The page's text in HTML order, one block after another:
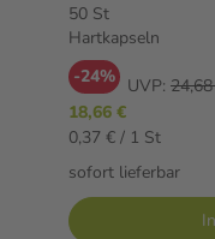
50 St
Hartkapseln
-24% UVP:
18,66 €
0,37 € / 1 St
sofort lieferbar